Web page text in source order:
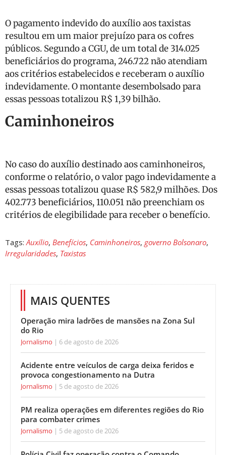
O pagamento indevido do auxílio aos taxistas
resultou em um maior prejuízo para os cofres
públicos. Segundo a CGU, de um total de 314.025
beneficiários do programa, 246.722 não atendiam
aos critérios estabelecidos e receberam o auxílio
indevidamente. O montante desembolsado para
essas pessoas totalizou R$ 1,39 bilhão.
Caminhoneiros
No caso do auxílio destinado aos caminhoneiros,
conforme o relatório, o valor pago indevidamente a
essas pessoas totalizou quase R$ 582,9 milhões. Dos
402.773 beneficiários, 110.051 não preenchiam os
critérios de elegibilidade para receber o benefício.
Tags: Auxílio, Benefícios, Caminhoneiros, governo Bolsonaro,
Irregularidades, Taxistas
MAIS QUENTES
Operação mira ladrões de mansões na Zona Sul
do Rio
Jornalismo 6 de agosto de 2026
Acidente entre veículos de carga deixa feridos e
provoca congestionamento na Dutra
Jornalismo 5 de agosto de 2026
PM realiza operações em diferentes regiões do Rio
para combater crimes
Jornalismo 5 de agosto de 2026